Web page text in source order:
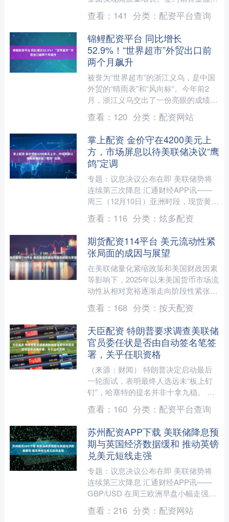
1135亿元，同比增长16%；行业排名升
至第8....
查看： 141 分类： 配资平台查询
锦鲤配资平台 同比增长
52.9%！“世界超市”外贸出口前
两个月飙升
被誉为“世界超市”的浙江义乌，是中国
外贸的“晴雨表”和“风向标”。今年前2
月，浙江义乌交出了一份亮眼的成绩
单。 义乌海关最新数据显示，今年前2
个月，义乌市进出口....
查看： 120 分类： 配资网站
掌上配资 金价守在4200美元上
方，市场屏息以待美联储决议“鹰
鸽”定调
专题：议息决议公布在即 美联储势将
连续第三次降息 汇通财经APP讯——
周三（12月10日）亚洲时段，现货黄金
窄幅震荡，目前守在4200关口上方，交
投于4205美....
查看： 116 分类： 炫多配资
期货配资114平台 美元流动性紧
张局面的成因与展望
在美联储量化紧缩政策和美国财政因素
等影响下，2025年以来美国货币市场流
动性从相对宽裕逐渐走向阶段性紧张。
展望后市，引发美元流动性紧张的因素
正在向着改善方向发展....
查看： 168 分类： 按天配资
天臣配资 特朗普要求调查美联储
官员委任状是否由自动签名笔签
署，关乎任职资格
（来源：财闻） 特朗普决定启动最后
一轮面试，表明最终人选远未“板上钉
钉”，哈塞特的提名并非十拿九稳。 美
东时间12月9日，有“美联储通讯社”之
称的记者Nick ....
查看： 160 分类： 配资平台查询
苏州配资APP下载 美联储降息预
期与英国经济数据缓和 推动英镑
兑美元短线走强
专题：议息决议公布在即 美联储势将
连续第三次降息 汇通财经APP讯——
GBP/USD 在周三欧洲早盘小幅走强，
交投于 1.3305 附近。美元受美联储可
能降息影....
查看： 216 分类： 配资网站